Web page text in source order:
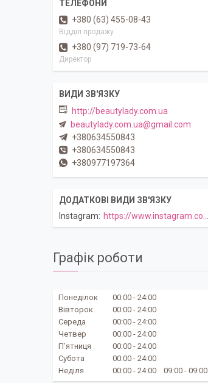
+380 (63) 455-08-43
Відділ продажу
+380 (97) 719-73-64
Директор
http://beautylady.com.ua
beautylady.com.ua@gmail.com
+380634550843
+380634550843
+380977197364
Instagram https://www.instagram.com/beautylady.com.ua
Графік роботи
Понеділок 00:00
24:00
Вівторок
00:00
24:00
Середа
00:00
24:00
Четвер
00:00
24:00
Пʼятниця
00:00
24:00
Субота
00:00
24:00
Неділя
00:00 24:00 09:00 09:00